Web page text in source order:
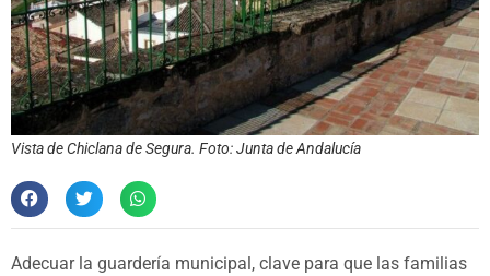
Vista de Chiclana de Segura. Foto: Junta de Andalucía
Adecuar la guardería municipal, clave para que las familias